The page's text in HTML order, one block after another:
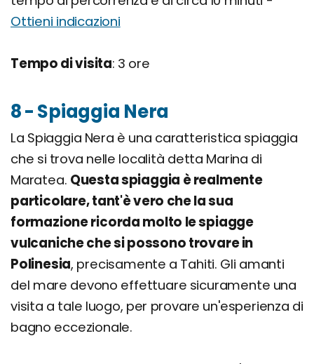
Ottieni indicazioni
Tempo di visita: 3 ore
8 - Spiaggia Nera
La Spiaggia Nera è una caratteristica spiaggia
che si trova nelle località detta Marina di
Maratea. Questa spiaggia è realmente
particolare, tant'è vero che la sua
formazione ricorda molto le spiagge
vulcaniche che si possono trovare in
Polinesia, precisamente a Tahiti. Gli amanti
del mare devono effettuare sicuramente una
visita a tale luogo, per provare un'esperienza di
bagno eccezionale.